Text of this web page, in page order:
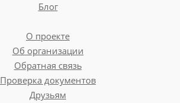
Блог
О проекте
Об организации
Обратная связь
Проверка документов
Друзьям